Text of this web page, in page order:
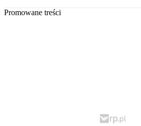
Promowane treści